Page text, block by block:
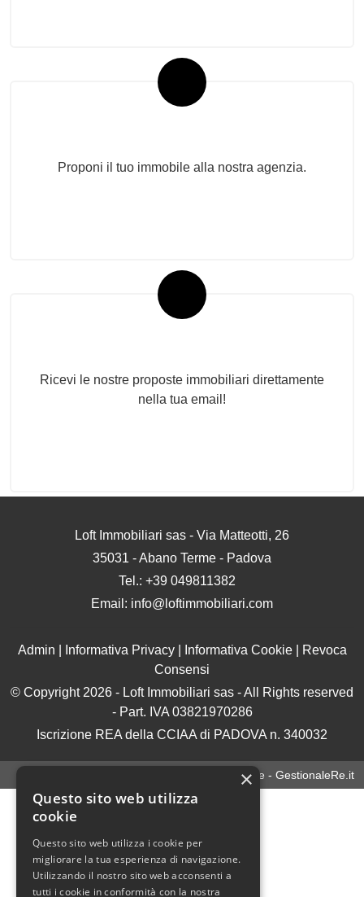
Proponi il tuo immobile alla nostra agenzia.
Ricevi le nostre proposte immobiliari direttamente
nella tua email!
Loft Immobiliari sas - Via Matteotti, 26
35031 -Abano Terme - Padova
Tel.: +39 049811382
Email: info@loftimmobiliari.com
Admin Informativa Privacy| Informativa Cookie|
Revoca
Consensi
© Copyright 2026 - Loft Immobiliari sas - All Rights reserved
- Part. IVA 03821970286
Iscrizione REA della CCIAA di PADOVA n. 340032
Gestionale per agenzia immobiliare - GestionaleRe.it
×
Questo sito web utilizza
cookie
Questo sito web utilizza i cookie per
migliorare la tua esperienza di navigazione.
Utilizzando il nostro sito web acconsenti a
tutti i cookie in conformità con la nostra